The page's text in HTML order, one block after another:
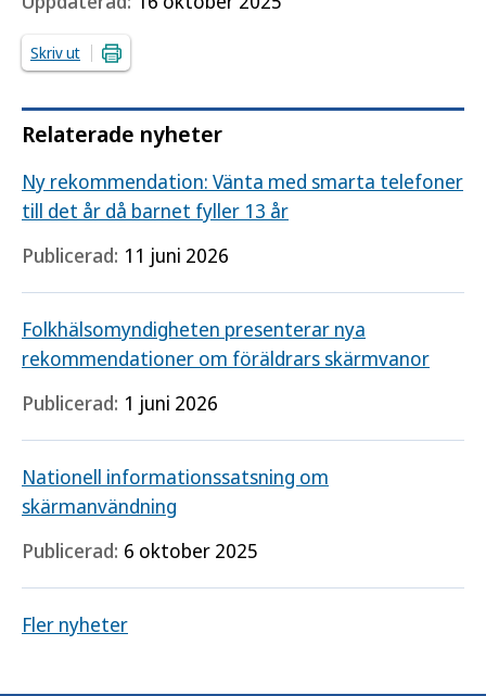
Skriv ut
Relaterade nyheter
Ny rekommendation: Vänta med smarta telefoner
till det år då barnet fyller 13 år
Publicerad: 11 juni 2026
Folkhälsomyndigheten presenterar nya
rekommendationer om föräldrars skärmvanor
Publicerad: 1 juni 2026
Nationell informationssatsning om
skärmanvändning
Publicerad: 6 oktober 2025
Fler nyheter